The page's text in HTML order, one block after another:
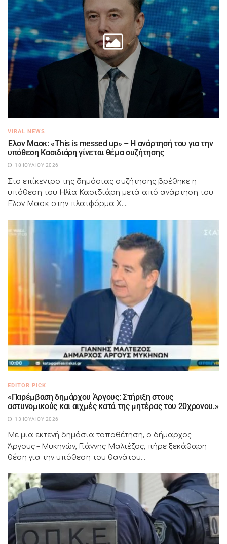
VIRAL NEWS
Έλον Μασκ: «This is messed up» – Η ανάρτησή του για την
υπόθεση Κασιδιάρη γίνεται θέμα συζήτησης
18 ΙΟΥΛΊΟΥ 2026
Στο επίκεντρο της δημόσιας συζήτησης βρέθηκε η
υπόθεση του Ηλία Κασιδιάρη μετά από ανάρτηση του
Έλον Μασκ στην πλατφόρμα X....
EDITOR PICK
«Παρέμβαση δημάρχου Άργους: Στήριξη στους
αστυνομικούς και αιχμές κατά της μητέρας του 20χρονου.»
13 ΙΟΥΛΊΟΥ 2026
Με μια εκτενή δημόσια τοποθέτηση, ο δήμαρχος
Άργους – Μυκηνών, Γιάννης Μαλτέζος, πήρε ξεκάθαρη
θέση για την υπόθεση του θανάτου...